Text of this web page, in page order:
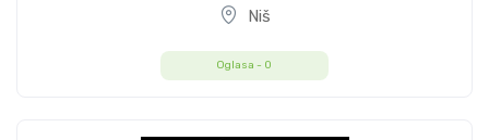
Niš
Oglasa - 0